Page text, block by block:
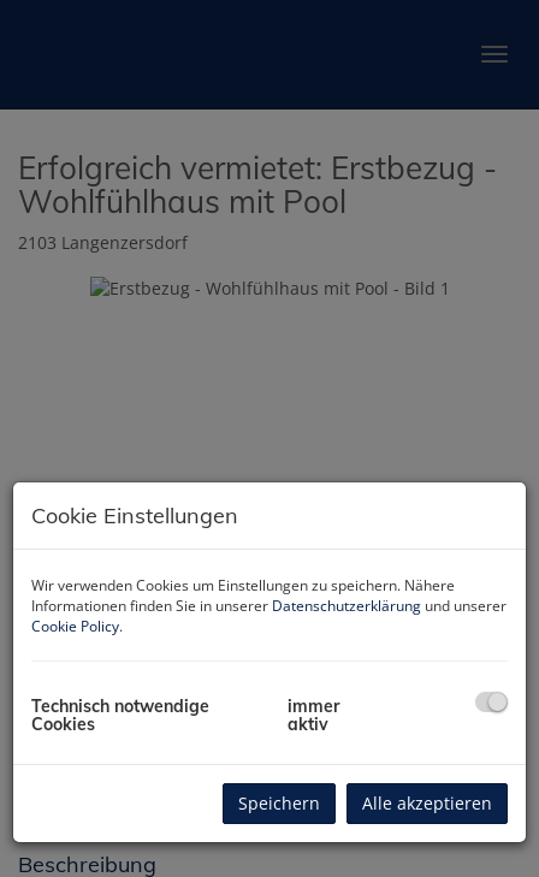
Erfolgreich vermietet: Erstbezug -
Wohlfühlhaus mit Pool
2103 Langenzersdorf
Beschreibung
Cookie Einstellungen
Wir verwenden Cookies um Einstellungen zu speichern. Nähere
Informationen finden Sie in unserer Datenschutzerklärung und unserer
Cookie Policy.
Technisch notwendige
Cookies
immer
aktiv
Speichern Alle akzeptieren